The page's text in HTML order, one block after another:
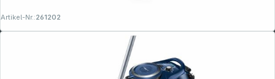
Artikel-Nr.:261202